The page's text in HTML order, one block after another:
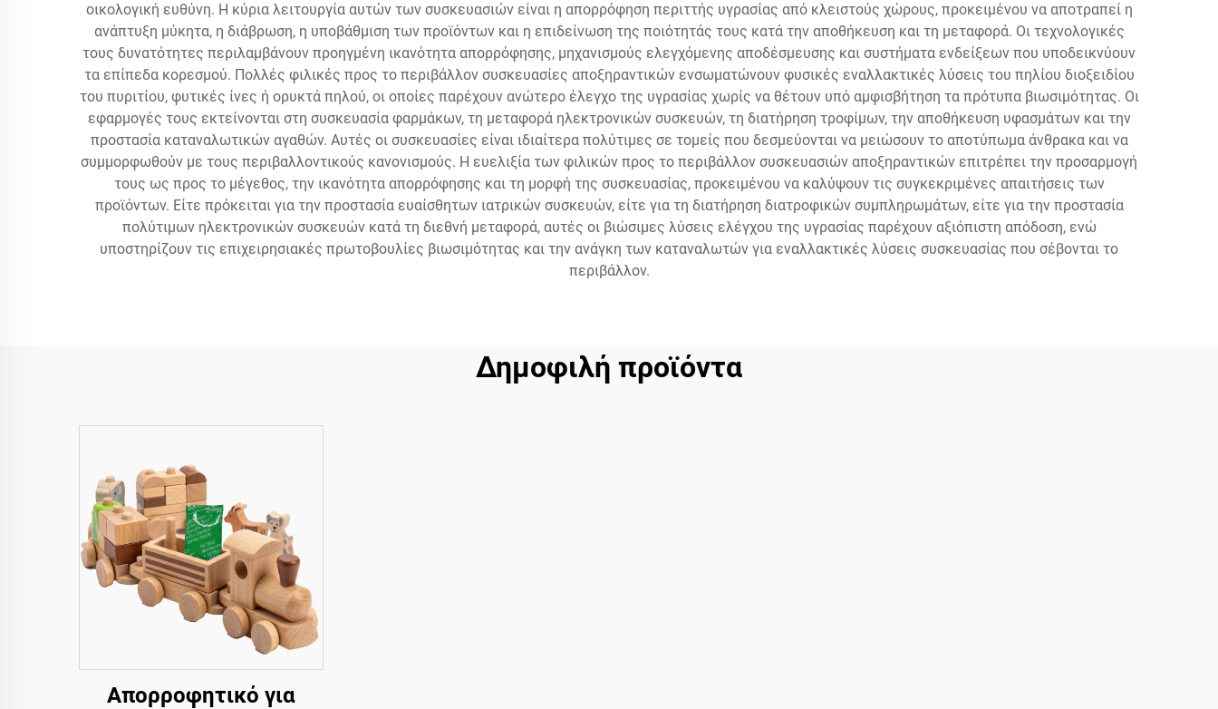
οικολογική ευθύνη. Η κύρια λειτουργία αυτών των συσκευασιών είναι η απορρόφηση περιττής υγρασίας από κλειστούς χώρους, προκειμένου να αποτραπεί η
ανάπτυξη μύκητα, η διάβρωση, η υποβάθμιση των προϊόντων και η επιδείνωση της ποιότητάς τους κατά την αποθήκευση και τη μεταφορά. Οι τεχνολογικές
τους δυνατότητες περιλαμβάνουν προηγμένη ικανότητα απορρόφησης, μηχανισμούς ελεγχόμενης αποδέσμευσης και συστήματα ενδείξεων που υποδεικνύουν
τα επίπεδα κορεσμού. Πολλές φιλικές προς το περιβάλλον συσκευασίες αποξηραντικών ενσωματώνουν φυσικές εναλλακτικές λύσεις του πηλίου διοξειδίου
του πυριτίου, φυτικές ίνες ή ορυκτά πηλού, οι οποίες παρέχουν ανώτερο έλεγχο της υγρασίας χωρίς να θέτουν υπό αμφισβήτηση τα πρότυπα βιωσιμότητας. Οι
εφαρμογές τους εκτείνονται στη συσκευασία φαρμάκων, τη μεταφορά ηλεκτρονικών συσκευών, τη διατήρηση τροφίμων, την αποθήκευση υφασμάτων και την
προστασία καταναλωτικών αγαθών. Αυτές οι συσκευασίες είναι ιδιαίτερα πολύτιμες σε τομείς που δεσμεύονται να μειώσουν το αποτύπωμα άνθρακα και να
συμμορφωθούν με τους περιβαλλοντικούς κανονισμούς. Η ευελιξία των φιλικών προς το περιβάλλον συσκευασιών αποξηραντικών επιτρέπει την προσαρμογή
τους ως προς το μέγεθος, την ικανότητα απορρόφησης και τη μορφή της συσκευασίας, προκειμένου να καλύψουν τις συγκεκριμένες απαιτήσεις των
προϊόντων. Είτε πρόκειται για την προστασία ευαίσθητων ιατρικών συσκευών, είτε για τη διατήρηση διατροφικών συμπληρωμάτων, είτε για την προστασία
πολύτιμων ηλεκτρονικών συσκευών κατά τη διεθνή μεταφορά, αυτές οι βιώσιμες λύσεις ελέγχου της υγρασίας παρέχουν αξιόπιστη απόδοση, ενώ
υποστηρίζουν τις επιχειρησιακές πρωτοβουλίες βιωσιμότητας και την ανάγκη των καταναλωτών για εναλλακτικές λύσεις συσκευασίας που σέβονται το
περιβάλλον.
Δημοφιλή προϊόντα
Απορροφητικό για